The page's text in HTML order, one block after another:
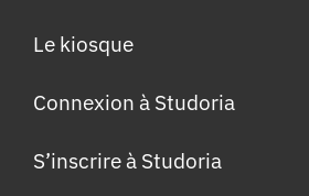
Le kiosque
Connexion à Studoria
S’inscrire à Studoria